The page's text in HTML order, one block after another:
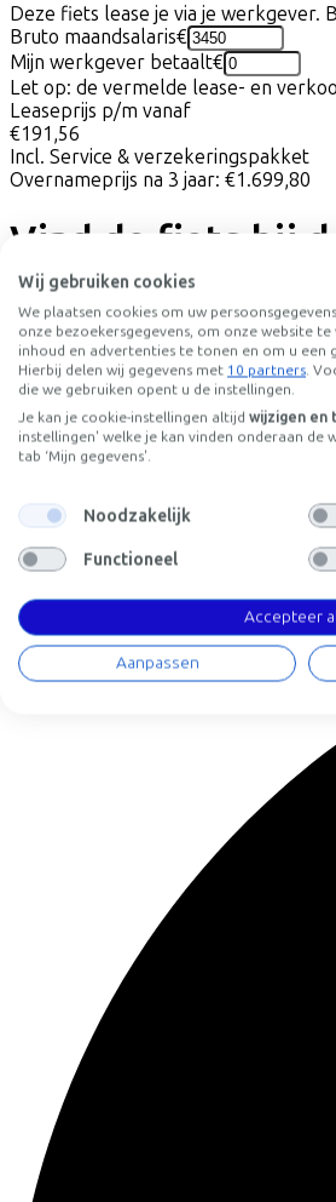
Deze fiets lease je via je werkgever.
Bruto maandsalaris€
Mijn werkgever betaalt€
Let op: de vermelde lease- en
Leaseprijs p/m vanaf
€191,56
Incl. Service & verzekeringspakket
Overnameprijs na 3 jaar: €1.699,80
Vind de fiets bij
Let op! Niet elke fiets is op
Proefrit aanvragen
Selecteer eerst een fietsenwinkel
Locatie Dealernaam
Afstanden (km)
5
Wij gebruiken cookies
We plaatsen cookies om uw
onze bezoekersgegevens, om onze website
inhoud en advertenties te tonen en om u een
Hierbij delen wij gegevens met 10 partners.
die we gebruiken opent u de instellingen.
Je kan je cookie-instellingen altijd wijzigen en
instellingen' welke je kan vinden onderaan de
tab ‘Mijn gegevens'.
Noodzakelijk
Functioneel
Accepteer
Aanpassen